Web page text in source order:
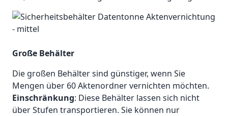
Große Behälter
Die großen Behälter sind günstiger, wenn Sie
Mengen über 60 Aktenordner vernichten möchten.
Einschränkung: Diese Behälter lassen sich nicht
über Stufen transportieren. Sie können nur